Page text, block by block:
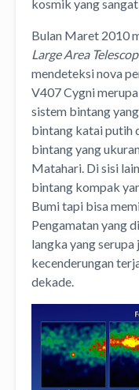
kosmik yang
Bulan Maret 2010
Large Area
mendeteksi nova
V407 Cygni
sistem bintang
bintang katai putih
bintang yang
Matahari. Di sisi
bintang kompak
Bumi tapi bisa
Pengamatan yang
langka yang
kecenderungan
dekade.